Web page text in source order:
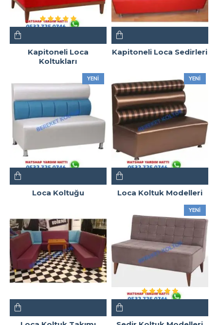
Kapitoneli Loca
Koltukları
Kapitoneli Loca Sedirleri
YENI
Loca Koltuğu
YENI
Loca Koltuk Modelleri
YENI